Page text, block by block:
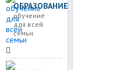
ОБРАЗОВАНИЕ
обучение
для всей
семьи